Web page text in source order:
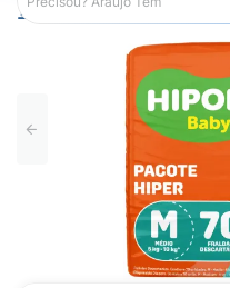
Araujo Infantil